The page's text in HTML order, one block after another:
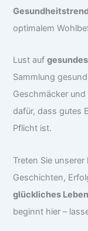
optimalem
Lust auf
Sammlung
Geschmäcker und
dafür, dass gutes
Pflicht ist.
Treten Sie
Geschichten,
glückliches Leben
beginnt hier –